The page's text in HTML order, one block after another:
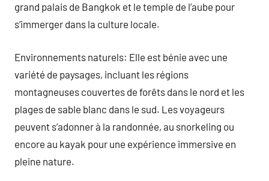
grand palais de Bangkok et le temple de l’aube pour
s’immerger dans la culture locale.
Environnements naturels: Elle est bénie avec une
variété de paysages, incluant les régions
montagneuses couvertes de forêts dans le nord et les
plages de sable blanc dans le sud. Les voyageurs
peuvent s’adonner à la randonnée, au snorkeling ou
encore au kayak pour une expérience immersive en
pleine nature.